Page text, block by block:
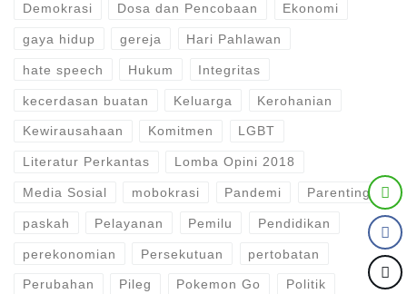
Demokrasi Dosa dan Pencobaan Ekonomi
gaya hidup gereja Hari Pahlawan
hate speech Hukum Integritas
kecerdasan buatan Keluarga Kerohanian
Kewirausahaan Komitmen LGBT
Literatur Perkantas Lomba Opini 2018
Media Sosial mobokrasi Pandemi Parenting
paskah Pelayanan Pemilu Pendidikan
perekonomian Persekutuan pertobatan
Perubahan Pileg Pokemon Go Politik